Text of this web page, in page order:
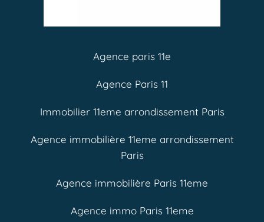
Agence paris 11e
Agence Paris 11
Immobilier 11eme arrondissement Paris
Agence immobilière 11eme arrondissement
Paris
Agence immobilière Paris 11eme
Agence immo Paris 11eme